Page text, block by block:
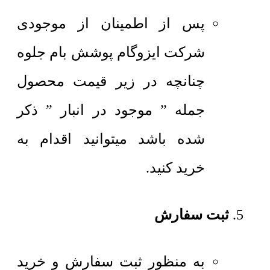
پس از اطمینان از موجودی
شرکت ایزوگام پوشش بام جلوه
چنانچه در زیر قیمت محصول
جمله ” موجود در انبار ” ذکر
شده باشد میتوانید اقدام به
خرید کنید.
ثبت سفارش
به منظور ثبت سفارش و خرید